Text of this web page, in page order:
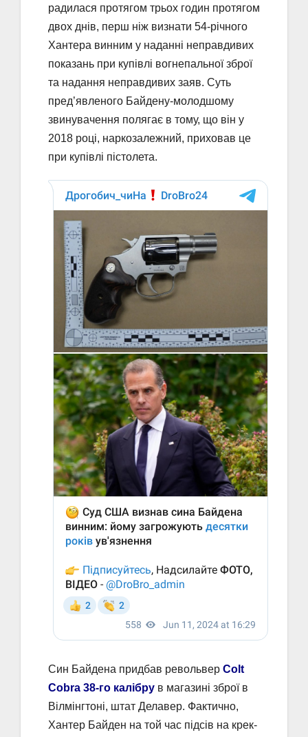
радилася протягом трьох годин протягом
двох днів, перш ніж визнати 54-річного
Хантера винним у наданні неправдивих
показань при купівлі вогнепальної зброї
та надання неправдивих заяв. Суть
пред’явленого Байдену-молодшому
звинувачення полягає в тому, що він у
2018 році, наркозалежний, приховав це
при купівлі пістолета.
Син Байдена придбав револьвер Colt
Cobra 38-го калібру в магазині зброї в
Вілмінгтоні, штат Делавер. Фактично,
Хантер Байден на той час підсів на крек-